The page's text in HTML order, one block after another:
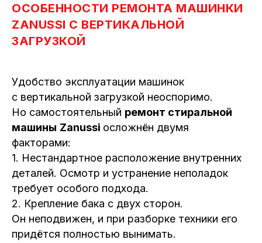
ОСОБЕННОСТИ РЕМОНТА МАШИНКИ
ZANUSSI С ВЕРТИКАЛЬНОЙ
ЗАГРУЗКОЙ
Удобство эксплуатации машинок
с вертикальной загрузкой неоспоримо.
Но самостоятельный ремонт стиральной
машины Zanussi осложнён двумя
факторами:
1. Нестандартное расположение внутренних
деталей. Осмотр и устранение неполадок
требует особого подхода.
2. Крепление бака с двух сторон.
Он неподвижен, и при разборке техники его
придётся полностью вынимать.